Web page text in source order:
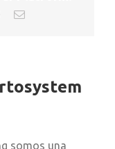
somos una